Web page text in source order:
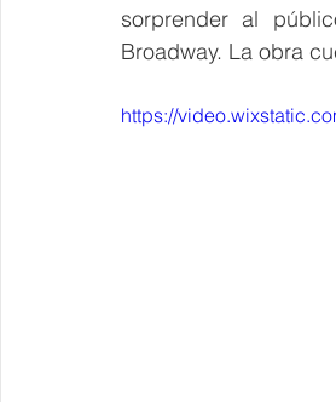
sorprender al
Broadway. La obra
https://